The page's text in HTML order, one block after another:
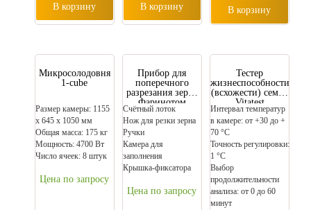
В корзину В корзину В корзину
Микросолодовня
1-cube
Размер камеры: 1155
х 645 х 1050 мм
Общая масса: 175 кг
Мощность: 4700 Вт
Число ячеек: 8 штук
Цена по запросу
Прибор для
поперечного
разрезания зерна
Фаринотом
Счётный лоток
Нож для резки зерна
Ручки
Камера для
заполнения
Крышка-фиксатора
Цена по запросу
Тестер
жизнеспособности
(всхожести) семян
Vitatest
Интервал температур
в камере: от +30 до +
70 °C
Точность регулировки:
1 °C
Выбор
продолжительности
анализа: от 0 до 60
минут